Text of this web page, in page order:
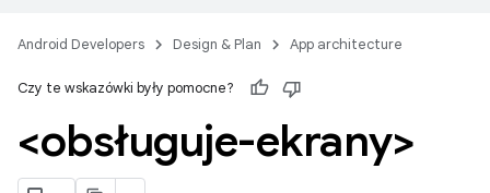
Android Developers Design & Plan App architecture
Czy te wskazówki były pomocne?
<obsługuje-ekrany>